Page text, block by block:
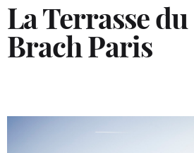
La Terrasse du
Brach Paris